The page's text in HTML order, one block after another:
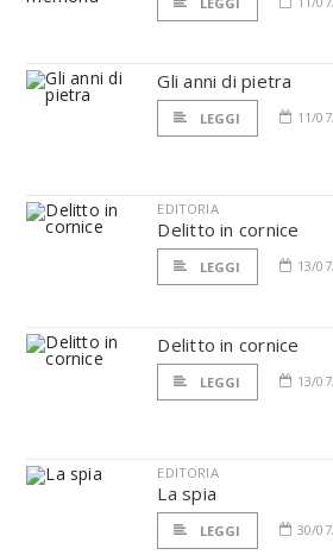
Gli anni di pietra
LEGGI 11/
EDITORIA
Delitto in cornice
LEGGI 13/
Delitto in cornice
LEGGI 13/
EDITORIA
La spia
LEGGI 30/